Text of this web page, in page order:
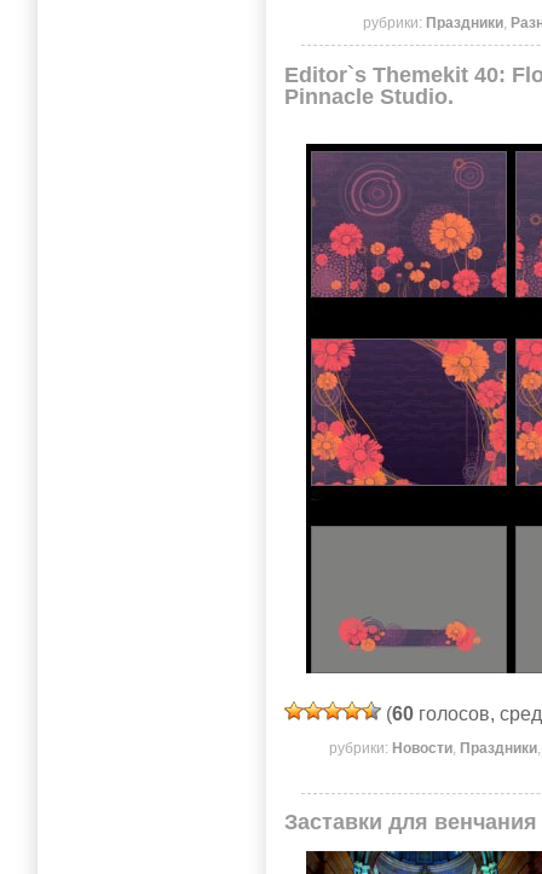
рубрики: Праздники
Editor`s Themekit 40:
Pinnacle Studio.
(60 голосов,
рубрики: Новости, Праздники
Заставки для